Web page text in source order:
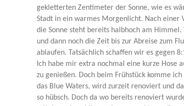
gekletterten Zentimeter der Sonne, wie es
Stadt in ein warmes Morgenlicht. Nach einer
die Sonne steht bereits halbhoch am
und dann noch die Zeit bis zur Abreise zum
ablaufen. Tatsächlich schaffen wir es gegen
Ich habe mir extra nochmal eine kurze Hose
zu genießen. Doch beim Frühstück komme
das Blue Waters, wird zurzeit renoviert und
so hübsch. Doch da wo bereits renoviert